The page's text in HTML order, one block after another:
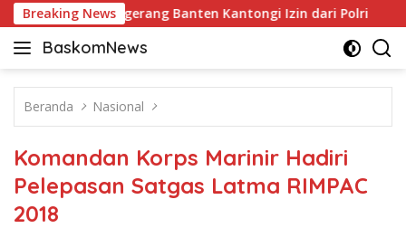
Langsung
ke
konten
Breaking News
ICE BSD Tangerang Banten Kantongi Izin dari Polri
BaskomNews
Informasi
dan
Beranda Nasional
Komandan Korps Marinir Hadiri
Pelepasan Satgas Latma RIMPAC
2018